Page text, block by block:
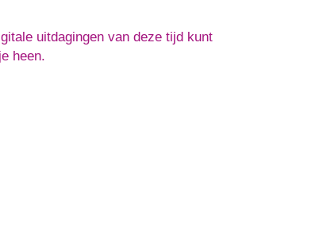
uitdagingen van deze tijd kunt
heen.